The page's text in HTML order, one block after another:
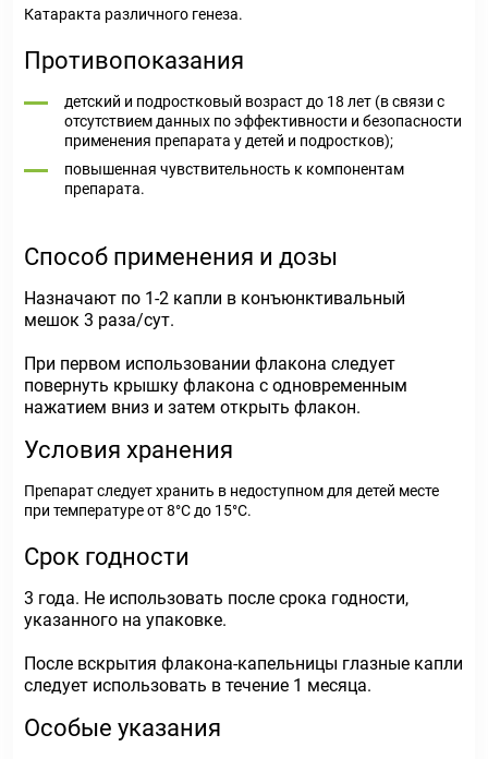
Катаракта различного генеза.
Противопоказания
детский и подростковый возраст до 18 лет (в связи с
отсутствием данных по эффективности и безопасности
применения препарата у детей и подростков);
повышенная чувствительность к компонентам
препарата.
Способ применения и дозы
Назначают по 1-2 капли в конъюнктивальный
мешок 3 раза/сут.
При первом использовании флакона следует
повернуть крышку флакона с одновременным
нажатием вниз и затем открыть флакон.
Условия хранения
Препарат следует хранить в недоступном для детей месте
при температуре от 8°С до 15°С.
Срок годности
3 года. Не использовать после срока годности,
указанного на упаковке.
После вскрытия флакона-капельницы глазные капли
следует использовать в течение 1 месяца.
Особые указания